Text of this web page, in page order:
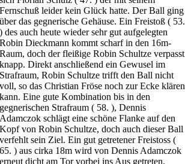
Fernschuß leider kein Glück hatte. Der Ball ging
über das gegnerische Gehäuse. Ein Freistoß ( 53.
) des auch heute wieder sehr gut aufgelegten
Robin Dieckmann kommt scharf in den 16m-
Raum, doch der fleißige Robin Schultze verpasst
knapp. Direkt anschließend ein Gewusel im
Strafraum, Robin Schultze trifft den Ball nicht
voll, so das Christian Fröse noch zur Ecke klären
kann. Eine gute Kombination bis in den
gegnerischen Strafraum ( 58. ), Dennis
Adamczok schlägt eine schöne Flanke auf den
Kopf von Robin Schultze, doch auch dieser Ball
verfehlt sein Ziel. Ein gut getretener Freistoss (
65. ) aus cirka 18m wird von Dennis Adamczok
erneut dicht am Tor vorbei ins Aus getreten.